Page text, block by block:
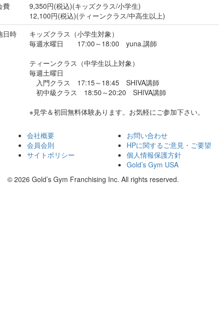
費
9,350円(税込)(キッズクラス/小学生)
12,100円(税込)(ティーンクラス/中高生以上)
日時
キッズクラス（小学生対象）
毎週水曜日 17:00～18:00 yuna.講師
ティーンクラス（中学生以上対象）
毎週土曜日
入門クラス 17:15～18:45 SHIVA講師
初中級クラス 18:50～20:20 SHIVA講師
※見学＆初回無料体験あります。お気軽にご参加下さい。
会社概要
会員会則
サイトポリシー
お問い合わせ
HPに関するご意見・ご要望
個人情報保護方針
Gold’s Gym USA
© 2026 Gold’s Gym Franchising Inc. All rights reserved.